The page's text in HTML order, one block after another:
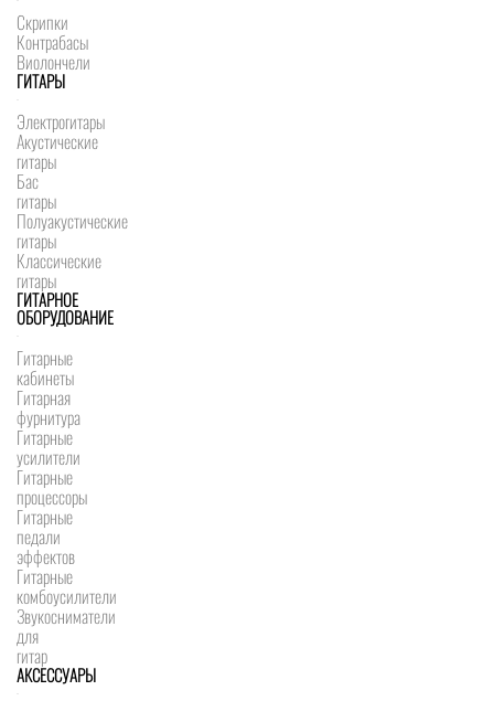
Скрипки
Контрабасы
Виолончели
ГИТАРЫ
Электрогитары
Акустические
гитары
Бас
гитары
Полуакустические
гитары
Классические
гитары
ГИТАРНОЕ
ОБОРУДОВАНИЕ
Гитарные
кабинеты
Гитарная
фурнитура
Гитарные
усилители
Гитарные
процессоры
Гитарные
педали
эффектов
Гитарные
комбоусилители
Звукосниматели
для
гитар
АКСЕССУАРЫ